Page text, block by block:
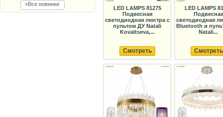
»Все новинки
LED LAMPS 81275
Подвесная
светодиодная люстра с
пультом ДУ Natali
Kovaltseva,...
Смотреть
LED LAMPS
Подвесная
светодиодная
Bluetooth и
Natali...
Смотреть